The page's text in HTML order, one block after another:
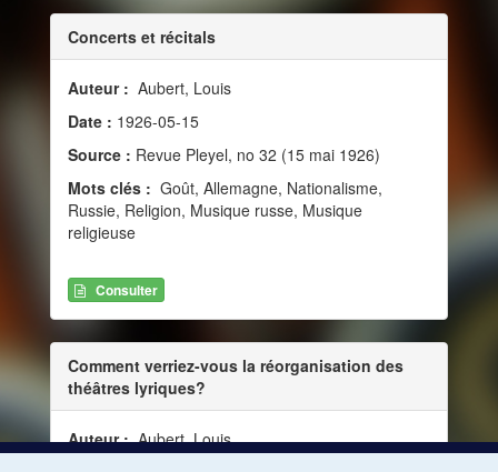
Concerts et récitals
Auteur : Aubert, Louis
Date : 1926-05-15
Source : Revue Pleyel, no 32 (15 mai 1926)
Mots clés : Goût, Allemagne, Nationalisme,
Russie, Religion, Musique russe, Musique
religieuse
Consulter
Comment verriez-vous la réorganisation des
théâtres lyriques?
Auteur :Aubert, Louis